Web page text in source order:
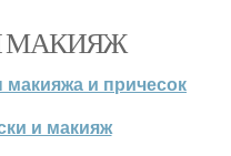
МАКИЯЖ
и причесок
и макияж